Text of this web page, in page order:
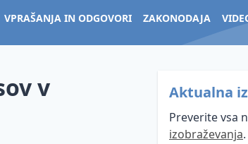
VPRAŠANJA IN ODGOVORI ZAKONODAJA
v
Aktualna
Preverite vsa
izobraževanja.